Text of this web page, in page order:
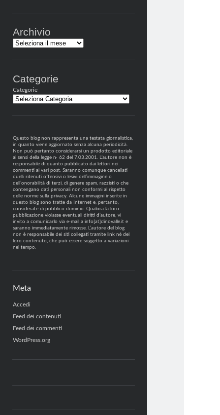
Archivio
Archivi
Categorie
Categorie
Questo blog non rappresenta una testata giornalistica,
in quanto viene aggiornato senza alcuna periodicità.
Non può pertanto considerarsi un prodotto editoriale
ai sensi della legge n· 62 del 7.03.2001. L’autore non è
responsabile di quanto pubblicato dai lettori nei
commenti ai vari post. Saranno comunque cancellati
quelli ritenuti offensivi o lesivi dell’immagine o
dell’onorabilità di terzi, di genere spam, razzisti o che
contengano dati personali non conformi al rispetto
delle norme sulla privacy. Alcune immagini inserite in
questo blog sono tratte da Internet e, pertanto,
considerate di pubblico dominio. Qualora la loro
pubblicazione violasse eventuali diritti d’autore, vi
invito a comunicarlo via e-mail a info[at]dinovalle.it e
saranno immediatamente rimosse. L’autore del blog
non è responsabile dei siti collegati tramite link né del
loro contenuto, che può essere soggetto a variazioni
nel tempo.
Meta
Accedi
Feed dei contenuti
Feed dei commenti
WordPress.org